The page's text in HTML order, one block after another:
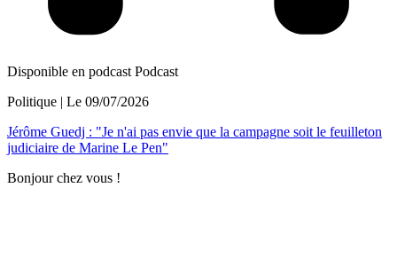
Disponible en podcast Podcast
Politique | Le 09/07/2026
Jérôme Guedj : "Je n'ai pas envie que la campagne soit le feuilleton
judiciaire de Marine Le Pen"
Bonjour chez vous !